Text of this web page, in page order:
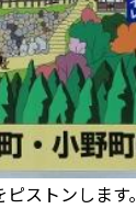
ストンします。